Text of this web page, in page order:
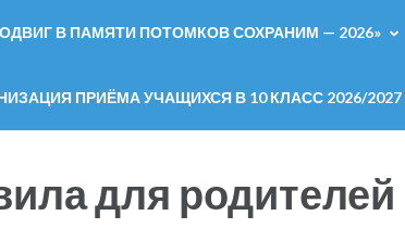
В ПАМЯТИ ПОТОМКОВ СОХРАНИМ — 2026»
ПРИЁМА УЧАЩИХСЯ В 10 КЛАСС 2026/
для родителей